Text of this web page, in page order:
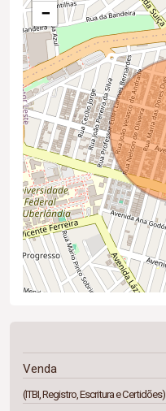
−
Venda
(ITBI, Registro, Escritura e Certidões)